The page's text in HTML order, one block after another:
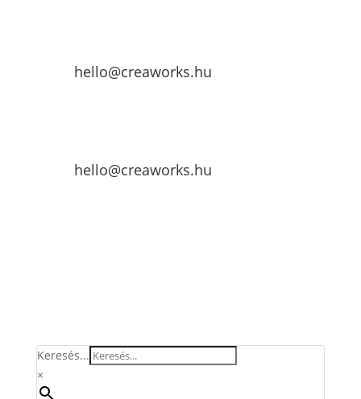
hello@creaworks.hu
hello@creaworks.hu
Keresés...
×